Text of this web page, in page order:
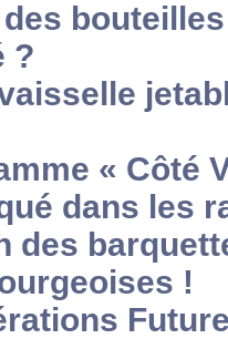
?
« Côté
dans les
des
!